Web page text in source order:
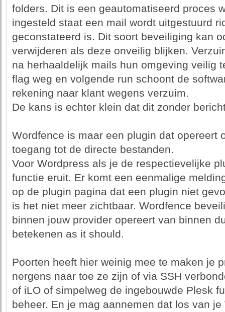
folders. Dit is een geautomatiseerd proces
ingesteld staat een mail wordt uitgestuurd
geconstateerd is. Dit soort beveiliging kan
verwijderen als deze onveilig blijken.
na herhaaldelijk mails hun omgeving veilig
flag weg en volgende run schoont de
rekening naar klant wegens verzuim.
De kans is echter klein dat dit zonder
Wordfence is maar een plugin dat opereert
toegang tot de directe bestanden.
Voor Wordpress als je de respectievelijke
functie eruit. Er komt een eenmalige
op de plugin pagina dat een plugin niet
is het niet meer zichtbaar. Wordfence
binnen jouw provider opereert van binnen
betekenen as it should.
Poorten heeft hier weinig mee te maken je
nergens naar toe ze zijn of via SSH
of iLO of simpelweg de ingebouwde Plesk
beheer. En je mag aannemen dat los van